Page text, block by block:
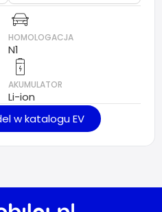
HOMOLOGACJA
N1
AKUMULATOR
Li-ion
w katalogu EV